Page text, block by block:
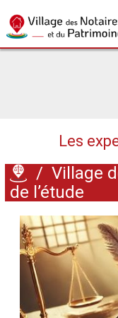
Les
/ Village
de l’étude